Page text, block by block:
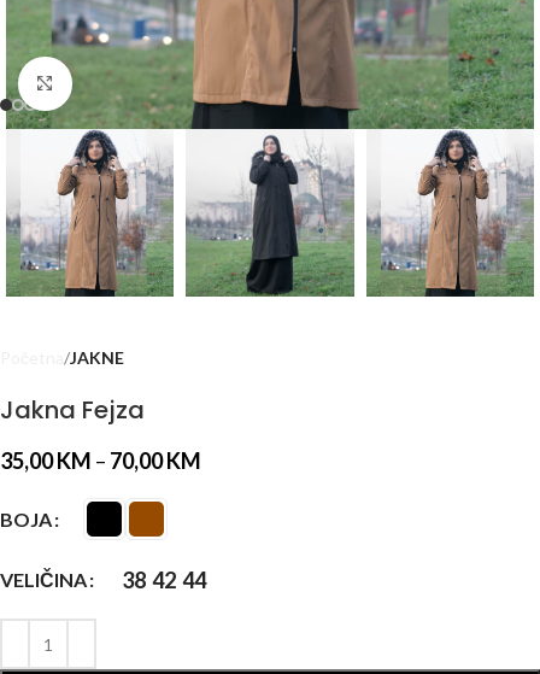
Click to enlarge
JAKNE
Jakna Fejza
35,00KM – 70,00KM
BOJA
VELIČINA 38 42 44